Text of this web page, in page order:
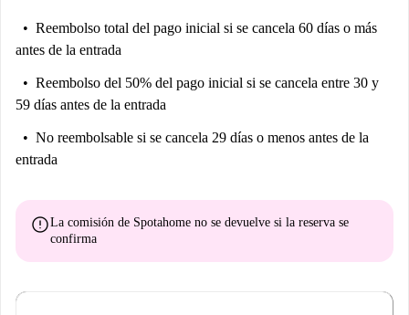
Reembolso total del pago inicial si se cancela 60 días o más
antes de la entrada
Reembolso del 50% del pago inicial si se cancela entre 30 y
59 días antes de la entrada
No reembolsable si se cancela 29 días o menos antes de la
entrada
errorLa comisión de Spotahome no se devuelve si la reserva se
confirma